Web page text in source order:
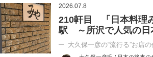
2026.07.8
210軒目 「日本料理
駅 ～所沢で人気の日
大久保一彦の“流行る”お店